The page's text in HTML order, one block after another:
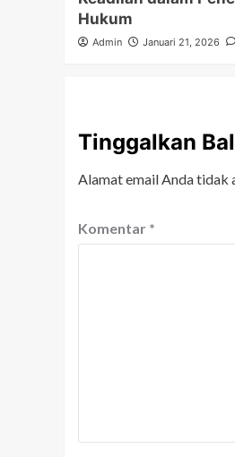
Hukum
Admin Januari 21, 2026
Tinggalkan
Alamat email Anda tidak
Komentar *